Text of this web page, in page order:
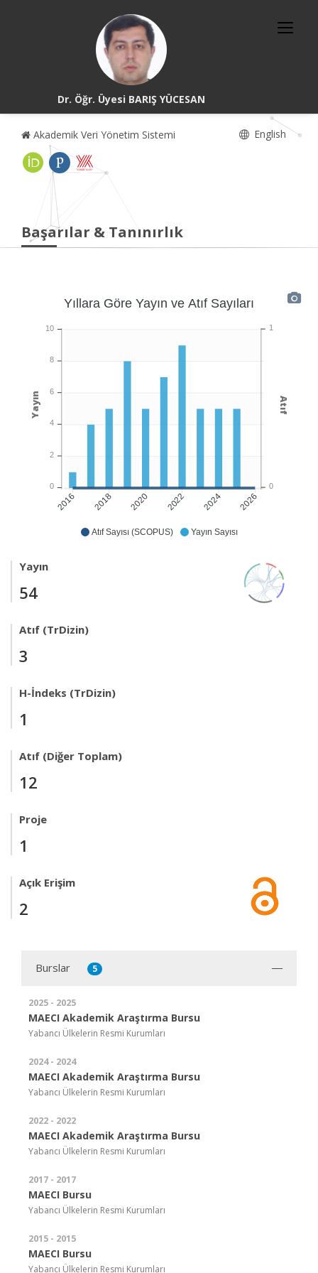
Dr. Öğr. Üyesi BARIŞ YÜCESAN
Akademik Veri Yönetim Sistemi English
Başarılar & Tanınırlık
Atıf Sayısı (SCOPUS) Yayın Sayısı
2016 2018 2020 2022 2024 2026
Yıllara Göre Yayın ve Atıf Sayıları
1
0
Atıf
10
8
6
4
2
0
Yayın
Yayın
54
Atıf (TrDizin)
3
H-İndeks (TrDizin)
1
Atıf (Diğer Toplam)
12
Proje
1
Açık Erişim
2
Burslar 5
2025 - 2025
MAECI Akademik Araştırma Bursu
Yabancı Ülkelerin Resmi Kurumları
2024 - 2024
MAECI Akademik Araştırma Bursu
Yabancı Ülkelerin Resmi Kurumları
2022 - 2022
MAECI Akademik Araştırma Bursu
Yabancı Ülkelerin Resmi Kurumları
2017 - 2017
MAECI Bursu
Yabancı Ülkelerin Resmi Kurumları
2015 - 2015
MAECI Bursu
Yabancı Ülkelerin Resmi Kurumları